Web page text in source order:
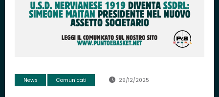
News Comunicati 29/12/2025